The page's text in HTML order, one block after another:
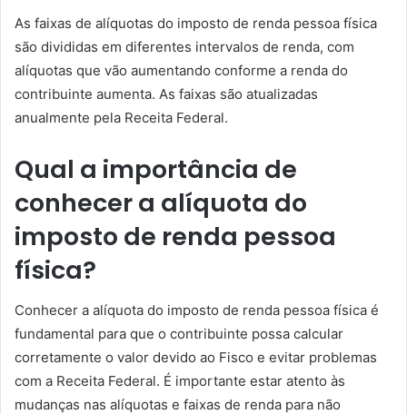
As faixas de alíquotas do imposto de renda pessoa física
são divididas em diferentes intervalos de renda, com
alíquotas que vão aumentando conforme a renda do
contribuinte aumenta. As faixas são atualizadas
anualmente pela Receita Federal.
Qual a importância de
conhecer a alíquota do
imposto de renda pessoa
física?
Conhecer a alíquota do imposto de renda pessoa física é
fundamental para que o contribuinte possa calcular
corretamente o valor devido ao Fisco e evitar problemas
com a Receita Federal. É importante estar atento às
mudanças nas alíquotas e faixas de renda para não